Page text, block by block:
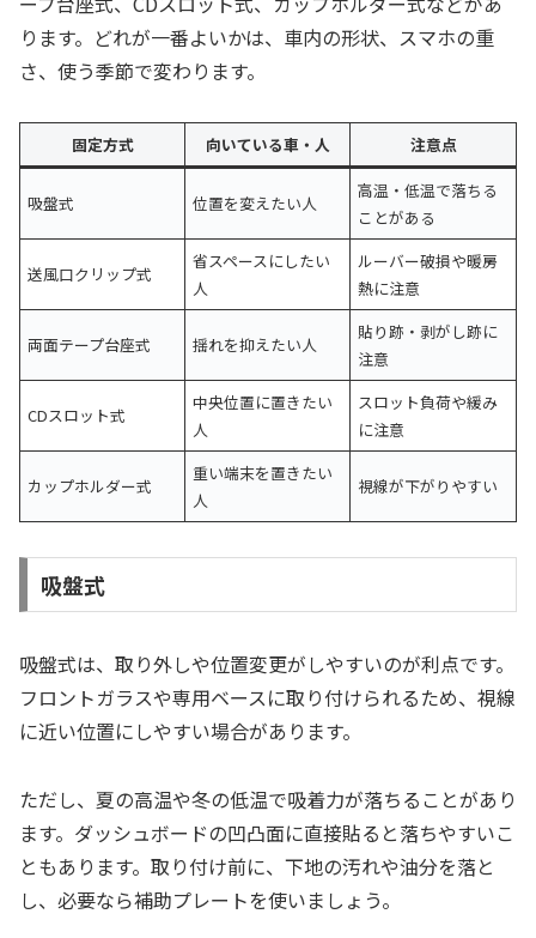
ります。どれが一番よいかは、車内の形状、スマホの重
さ、使う季節で変わります。
固定方式 向いている車・人 注意点
吸盤式 位置を変えたい人
高温・低温で落ちる
ことがある
送風口クリップ式
省スペースにしたい
人
ルーバー破損や暖房
熱に注意
両面テープ台座式 揺れを抑えたい人
貼り跡・剥がし跡に
注意
CDスロット式
中央位置に置きたい
人
スロット負荷や緩み
に注意
カップホルダー式
重い端末を置きたい
人
視線が下がりやすい
吸盤式
吸盤式は、取り外しや位置変更がしやすいのが利点です。
フロントガラスや専用ベースに取り付けられるため、視線
に近い位置にしやすい場合があります。
ただし、夏の高温や冬の低温で吸着力が落ちることがあり
ます。ダッシュボードの凹凸面に直接貼ると落ちやすいこ
ともあります。取り付け前に、下地の汚れや油分を落と
し、必要なら補助プレートを使いましょう。